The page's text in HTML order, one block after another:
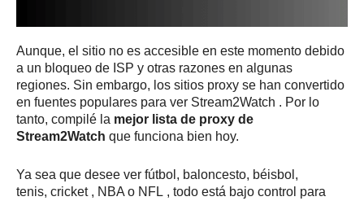
Aunque, el sitio no es accesible en este momento debido
a un bloqueo de ISP y otras razones en algunas
regiones. Sin embargo, los sitios proxy se han convertido
en fuentes populares para ver Stream2Watch . Por lo
tanto, compilé la mejor lista de proxy de
Stream2Watch que funciona bien hoy.
Ya sea que desee ver fútbol, ​​baloncesto, béisbol,
tenis, cricket, NBA o NFL , todo está bajo control para